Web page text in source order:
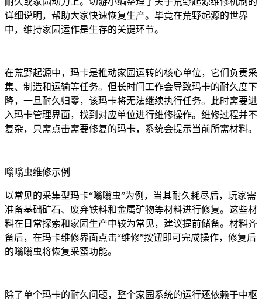
详细说明，帮助大家快速恢复生产。毕竟在荒野起源的世界
中，维持家园运作是生存的关键环节。
在荒野起源中，玛卡是推动家园运转的核心单位，它们负责采
集、制造和运输等任务。但长时间工作会导致玛卡的耐久度下
降，一旦耐久归零，该玛卡将无法继续执行任务。此时需要进
入玛卡管理界面，找到对应单位进行维修操作。维修过程并不
复杂，只需点击需要修复的玛卡，系统会提示当前所需材料。
嗡嗡虫维修示例
以常见的采集型玛卡“嗡嗡虫”为例，当其耐久耗尽后，玩家需
准备基础矿石、废弃铁料和金属矿物等材料进行修复。这些材
料在日常探索和家园生产中较为常见，建议提前储备。材料齐
备后，在玛卡维修界面点击“维修”按钮即可完成操作，修复后
的嗡嗡虫将恢复采蜜功能。
除了单个玛卡的耐久问题，整个家园系统的运行还依赖于中枢